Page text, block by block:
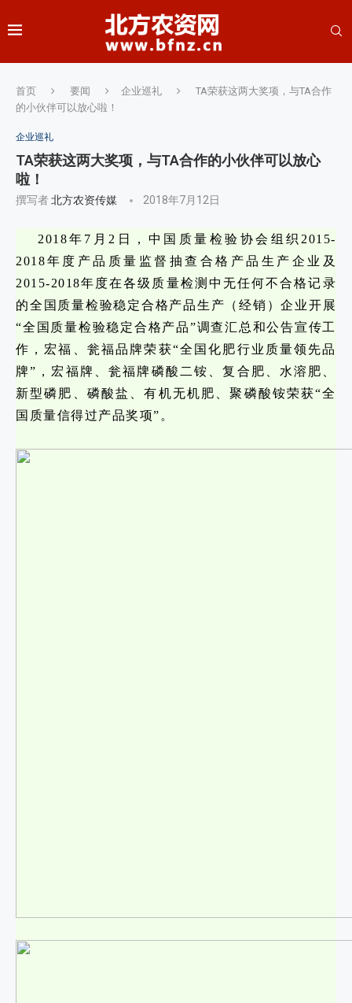
首页 要闻 企业巡礼
TA荣获这两大奖项，与TA合作
的小伙伴可以放心啦！
企业巡礼
TA荣获这两大奖项，与TA合作的小伙伴可以放心
啦！
撰写者北方农资传媒 2018年7月12日
2018年7月2日，中国质量检验协会组织2015-
2018年度产品质量监督抽查合格产品生产企业及
2015-2018年度在各级质量检测中无任何不合格记录
的全国质量检验稳定合格产品生产（经销）企业开展
“全国质量检验稳定合格产品”调查汇总和公告宣传工
作，宏福、瓮福品牌荣获“全国化肥行业质量领先品
牌”，宏福牌、瓮福牌磷酸二铵、复合肥、水溶肥、
新型磷肥、磷酸盐、有机无机肥、聚磷酸铵荣获“全
国质量信得过产品奖项”。